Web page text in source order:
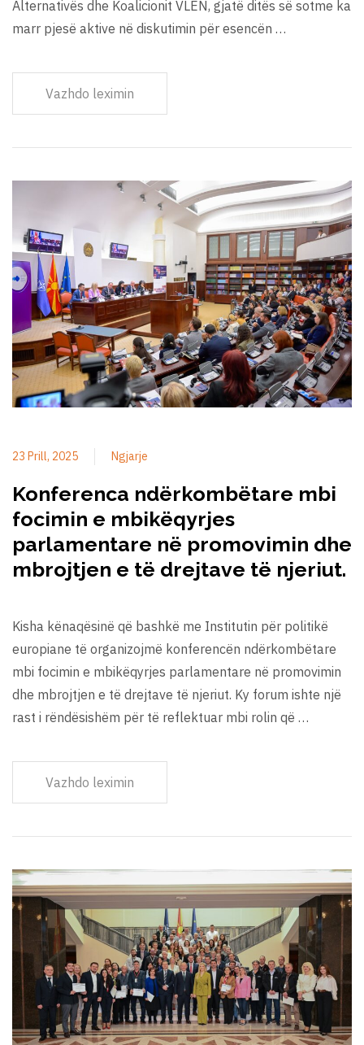
Alternativës dhe Koalicionit VLEN, gjatë ditës së sotme ka
marr pjesë aktive në diskutimin për esencën …
Vazhdo leximin
23 Prill, 2025 Ngjarje
Konferenca ndërkombëtare mbi
focimin e mbikëqyrjes
parlamentare në promovimin dhe
mbrojtjen e të drejtave të njeriut.
Kisha kënaqësinë që bashkë me Institutin për politikë
europiane të organizojmë konferencën ndërkombëtare
mbi focimin e mbikëqyrjes parlamentare në promovimin
dhe mbrojtjen e të drejtave të njeriut. Ky forum ishte një
rast i rëndësishëm për të reflektuar mbi rolin që …
Vazhdo leximin